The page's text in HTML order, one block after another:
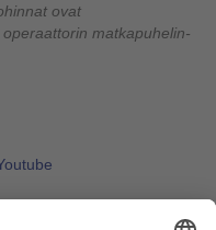
ovat
matkapuhelin-